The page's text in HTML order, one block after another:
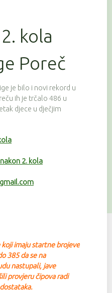
kola
Poreč
je bilo i novi rekord u
ih je trčalo 486 u
djece u dječjim
2. kola
imaju startne brojeve
385 da se na
nastupali, jave
provjeru čipova radi